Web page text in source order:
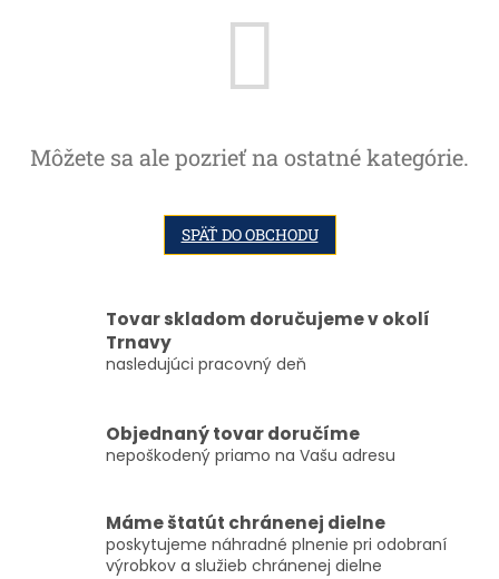
Môžete sa ale pozrieť na ostatné kategórie.
SPÄŤ DO OBCHODU
Tovar skladom doručujeme v okolí
Trnavy
nasledujúci pracovný deň
Objednaný tovar doručíme
nepoškodený priamo na Vašu adresu
Máme štatút chránenej dielne
poskytujeme náhradné plnenie pri odobraní
výrobkov a služieb chránenej dielne